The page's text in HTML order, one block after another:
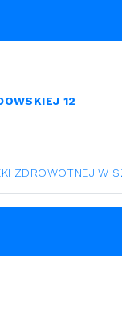
12
ZDROWOTNEJ W